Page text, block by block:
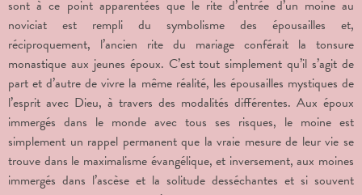
sont à ce point apparentées que le rite d’entrée d’un moine au
noviciat est rempli du symbolisme des épousailles et,
réciproquement, l’ancien rite du mariage conférait la tonsure
monastique aux jeunes époux. C’est tout simplement qu’il s’agit de
part et d’autre de vivre la même réalité, les épousailles mystiques de
l’esprit avec Dieu, à travers des modalités différentes. Aux époux
immergés dans le monde avec tous ses risques, le moine est
simplement un rappel permanent que la vraie mesure de leur vie se
trouve dans le maximalisme évangélique, et inversement, aux moines
immergés dans l’ascèse et la solitude desséchantes et si souvent